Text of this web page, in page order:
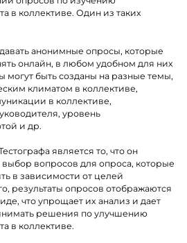
в коллективе. Один из таких
анонимные опросы, которые
онлайн, в любом удобном для них
быть созданы на разные темы,
климатом в коллективе,
в коллективе,
уровень
и др.
является то, что он
вопросов для опроса, которые
в зависимости от целей
результаты опросов отображаются
что упрощает их анализ и дает
решения по улучшению
в коллективе.